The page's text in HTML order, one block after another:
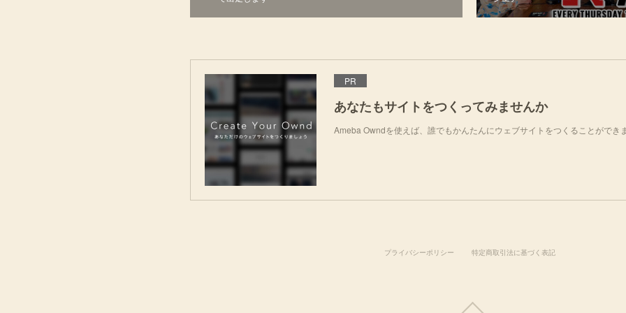
PR
あなたもサイトをつくってみませんか
Ameba Owndを使えば、誰でもかんたんにウェブサイトをつくることができ
プライバシーポリシー 特定商取引法に基づく表記